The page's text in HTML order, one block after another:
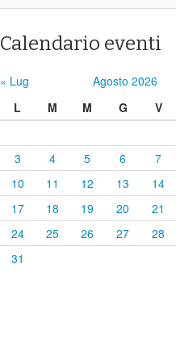
Calendario eventi
« Lug Agosto 2026
L
M M G V
3
4 5 6 7
10
11 12 13 14
17
18 19 20 21
24
25 26 27 28
31